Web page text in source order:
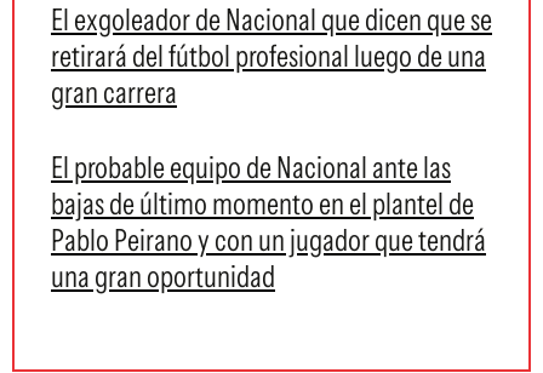
El exgoleador de Nacional que dicen que se
retirará del fútbol profesional luego de una
gran carrera
El probable equipo de Nacional ante las
bajas de último momento en el plantel de
Pablo Peirano y con un jugador que tendrá
una gran oportunidad